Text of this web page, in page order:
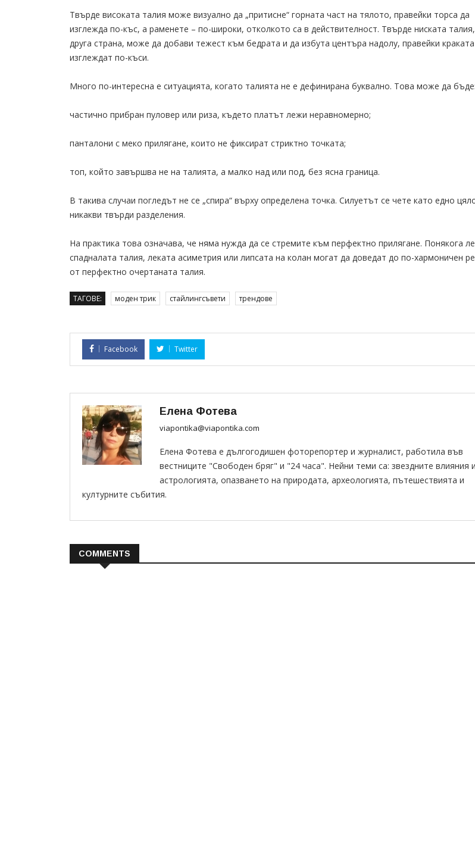
Твърде високата талия може визуално да „притисне“ горната част на тялото, правейки торса да
изглежда по-къс, а раменете – по-широки, отколкото са в действителност. Твърде ниската
друга страна, може да добави тежест към бедрата и да избута центъра надолу, правейки
изглеждат по-къси.
Много по-интересна е ситуацията, когато талията не е дефинирана буквално. Това може да бъде:
частично прибран пуловер или риза, където платът лежи неравномерно;
панталони с меко прилягане, които не фиксират стриктно точката;
топ, който завършва не на талията, а малко над или под, без ясна граница.
В такива случаи погледът не се „спира“ върху определена точка. Силуетът се чете като едно
никакви твърди разделения.
На практика това означава, че няма нужда да се стремите към перфектно прилягане. Понякога
спадналата талия, леката асиметрия или липсата на колан могат да доведат до по-хармоничен
от перфектно очертаната талия.
ТАГОВЕ: моден трик стайлингсъвети трендове
Facebook Twitter
Елена Фотева
viapontika@viapontika.com
Елена Фотева е дългогодишен фоторепортер и журналист, работила във
вестниците "Свободен бряг" и "24 часа". Нейни теми са: звездните влияния и
астрологията, опазването на природата, археологията, пътешествията и
културните събития.
COMMENTS